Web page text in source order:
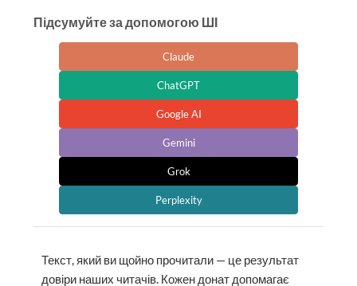
Підсумуйте за допомогою ШІ
Claude
ChatGPT
Google AI
Gemini
Grok
Perplexity
Текст, який ви щойно прочитали — це результат
довіри наших читачів. Кожен донат допомагає